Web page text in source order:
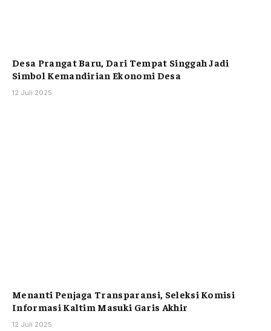
Desa Prangat Baru, Dari Tempat Singgah Jadi
Simbol Kemandirian Ekonomi Desa
12 Juli 2025
Menanti Penjaga Transparansi, Seleksi Komisi
Informasi Kaltim Masuki Garis Akhir
12 Juli 2025